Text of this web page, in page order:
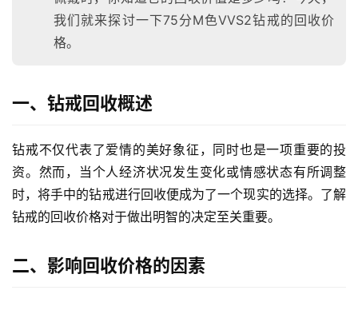
我们就来探讨一下75分M色VVS2钻戒的回收价
格。
一、钻戒回收概述
钻戒不仅代表了爱情的美好象征，同时也是一项重要的投
资。然而，当个人经济状况发生变化或情感状态有所调整
时，将手中的钻戒进行回收便成为了一个现实的选择。了解
钻戒的回收价格对于做出明智的决定至关重要。
二、影响回收价格的因素